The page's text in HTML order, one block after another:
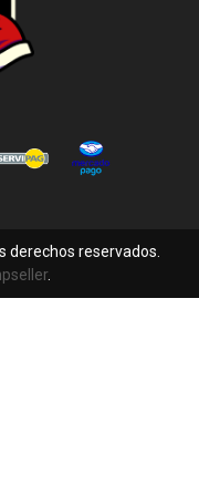
derechos reservados.
.